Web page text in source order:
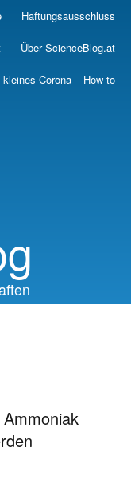
Haftungsausschluss
Über ScienceBlog.at
kleines Corona – How-to